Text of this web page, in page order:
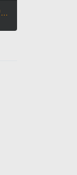
ออกแบบตกแต่งภายใน